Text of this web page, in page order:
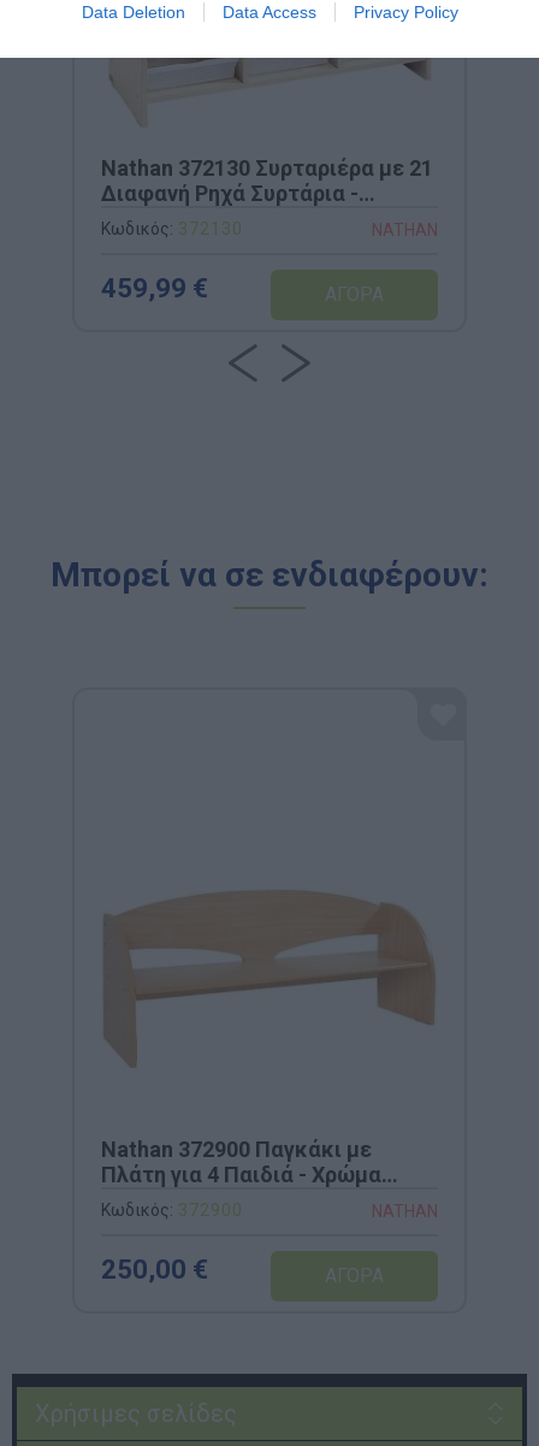
Data Deletion Data Access Privacy Policy
Nathan 372130 Συρταριέρα με 21
Διαφανή Ρηχά Συρτάρια -
100x41,5x77cm
Κωδικός: 372130 NATHAN
459,99 €
Μπορεί να σε ενδιαφέρουν:
Nathan 372900 Παγκάκι με
Πλάτη για 4 Παιδιά - Χρώμα
Οξιάς
Κωδικός: 372900 NATHAN
250,00 €
Χρήσιμες σελίδες